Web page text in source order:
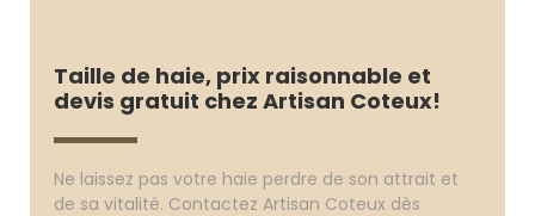
Taille de haie, prix raisonnable et
devis gratuit chez Artisan Coteux!
Ne laissez pas votre haie perdre de son attrait et
de sa vitalité. Contactez Artisan Coteux dès